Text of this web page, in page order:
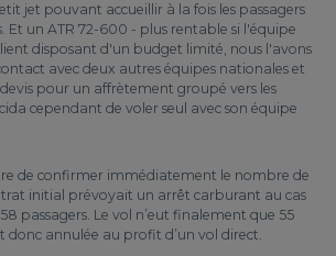
jet pouvant accueillir à la fois les passagers
Et un ATR 72-600 - plus rentable si l'équipe
disposant d'un budget limité, nous l'avons
avec deux autres équipes nationales et
pour un affrètement groupé vers les
cependant de voler seul avec son équipe
de confirmer immédiatement le nombre de
initial prévoyait un arrêt carburant au cas
passagers. Le vol n’eut finalement que 55
donc annulée au profit d’un vol direct.